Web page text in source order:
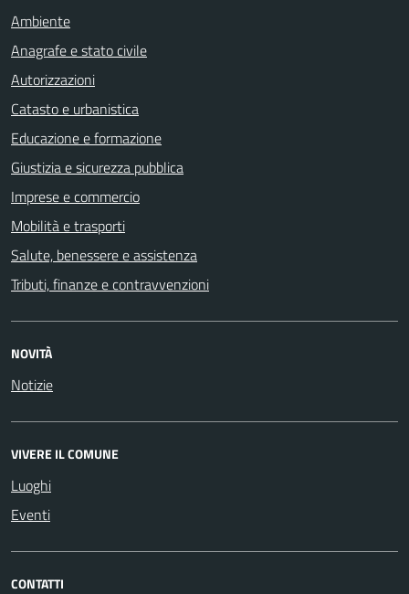
Ambiente
Anagrafe e stato civile
Autorizzazioni
Catasto e urbanistica
Educazione e formazione
Giustizia e sicurezza pubblica
Imprese e commercio
Mobilità e trasporti
Salute, benessere e assistenza
Tributi, finanze e contravvenzioni
NOVITÀ
Notizie
VIVERE IL COMUNE
Luoghi
Eventi
CONTATTI